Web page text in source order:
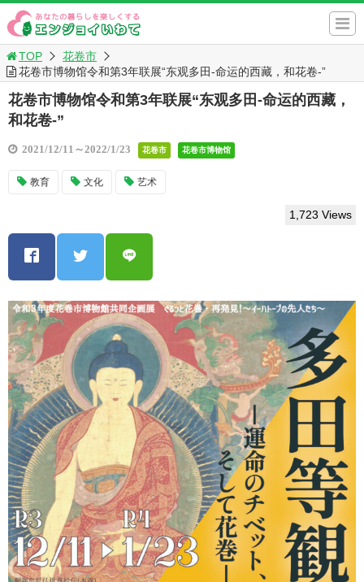
TOP
花卷市
花卷市博物馆令和第3年联展“东观多田-命运的西藏，和花卷-”
花卷市博物馆令和第3年联展“东观多田-命运的西藏，
和花卷-”
2021/12/11～2022/1/23 花卷市 花卷市博物馆
教育 文化 艺术
1,723 Views